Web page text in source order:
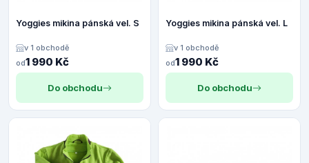
Yoggies mikina pánská vel. S
v 1 obchodě
od1 990 Kč
Do obchodu
Yoggies mikina pánská vel. L
v 1 obchodě
od1 990 Kč
Do obchodu